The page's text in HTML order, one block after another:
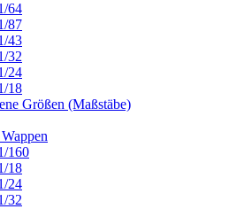
64
87
43
32
24
18
Größen (Maßstäbe)
160
18
24
32